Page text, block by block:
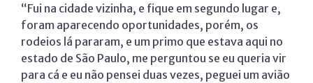
“Fui na cidade vizinha, e fique em segundo lugar e,
foram aparecendo oportunidades, porém, os
rodeios lá pararam, e um primo que estava aqui no
estado de São Paulo, me perguntou se eu queria vir
para cá e eu não pensei duas vezes, peguei um avião